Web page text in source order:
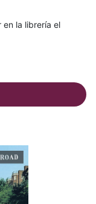
en la librería el